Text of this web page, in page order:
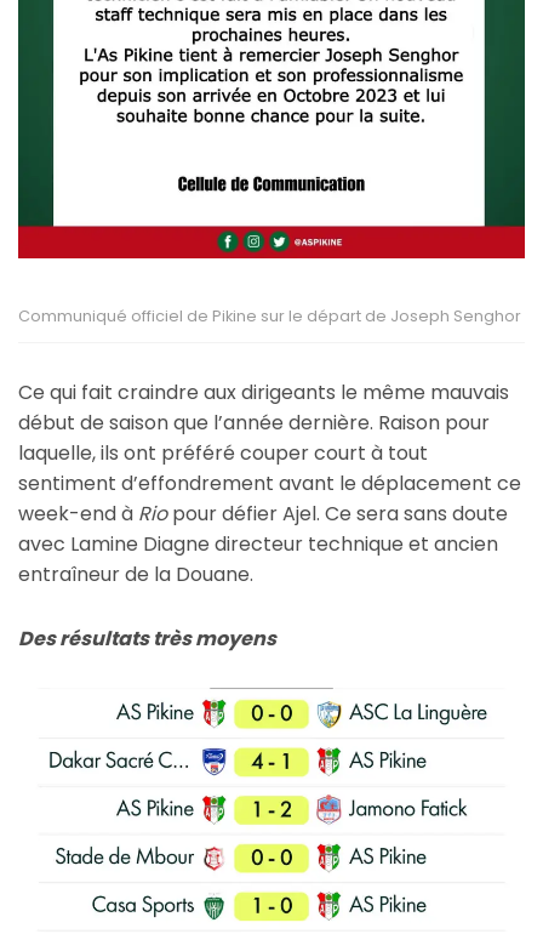
Communiqué officiel de Pikine sur le départ de Joseph Senghor
Ce qui fait craindre aux dirigeants le même mauvais
début de saison que l’année dernière. Raison pour
laquelle, ils ont préféré couper court à tout
sentiment d’effondrement avant le déplacement ce
week-end à Riopour défier Ajel. Ce sera sans doute
avec Lamine Diagne directeur technique et ancien
entraîneur de la Douane.
Des résultats très moyens